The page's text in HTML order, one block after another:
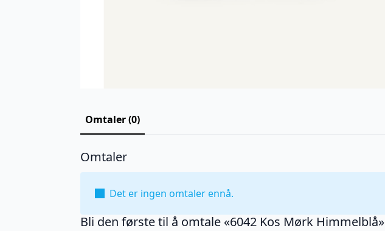
Omtaler (0)
Omtaler
Det er ingen omtaler ennå.
Bli den første til å omtale «6042 Kos Mørk Himmelblå»